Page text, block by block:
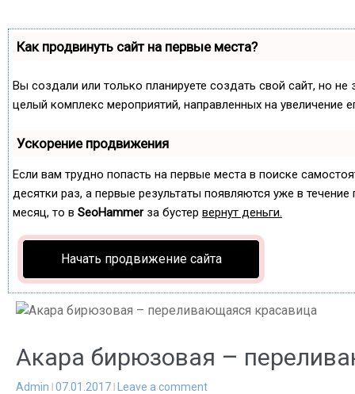
Как продвинуть сайт на первые места?
Вы создали или только планируете создать свой сайт, но
целый комплекс мероприятий, направленных на
Ускорение продвижения
Если вам трудно попасть на первые места в поиске
десятки раз, а первые результаты появляются уже в
месяц, то в SeoHammerза бустер вернут деньги.
Начать продвижение сайта
Акара бирюзовая –
Admin 07.01.2017 Leave a comment